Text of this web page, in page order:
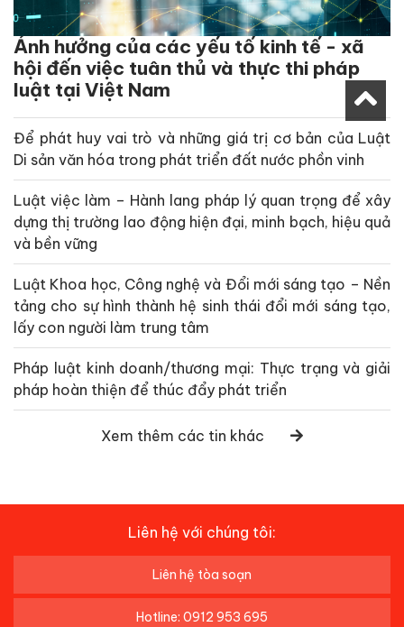
Ảnh hưởng của các yếu tố kinh tế - xã
hội đến việc tuân thủ và thực thi pháp
luật tại Việt Nam
Để phát huy vai trò và những giá trị cơ bản của Luật
Di sản văn hóa trong phát triển đất nước phồn vinh
Luật việc làm – Hành lang pháp lý quan trọng để xây
dựng thị trường lao động hiện đại, minh bạch, hiệu quả
và bền vững
Luật Khoa học, Công nghệ và Đổi mới sáng tạo – Nền
tảng cho sự hình thành hệ sinh thái đổi mới sáng tạo,
lấy con người làm trung tâm
Pháp luật kinh doanh/thương mại: Thực trạng và giải
pháp hoàn thiện để thúc đẩy phát triển
Xem thêm các tin khác
Liên hệ với chúng tôi:
Liên hệ tòa soạn
Hotline: 0912 953 695